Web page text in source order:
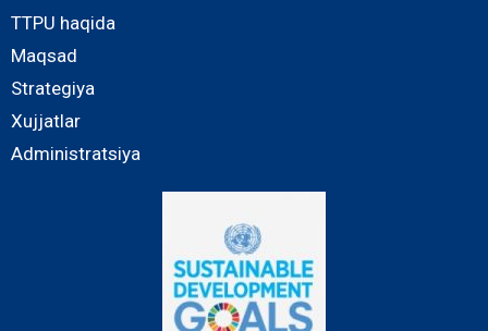
TTPU haqida
Maqsad
Strategiya
Xujjatlar
Administratsiya